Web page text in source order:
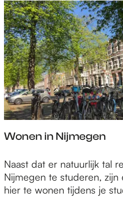
a
s
t
j
e
s
t
u
d
i
e
Wonen in Nijmegen
W
o
n
Naast dat er natuurlijk tal
Nijmegen te studeren,
hier te wonen tijdens je